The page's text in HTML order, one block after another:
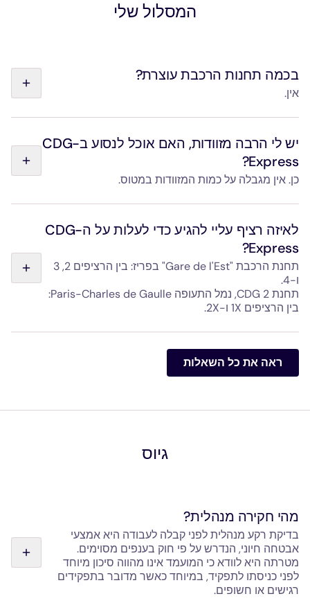
המסלול שלי
בכמה תחנות הרכבת עוצרת?
אין.
לשדה התעופה Paris-Charles de Gaulle בנסיעה ישירה, ללא
עצירות ביניים.
יש לי הרבה מזוודות, האם אוכל לנסוע ב-CDG
Express?
כן. אין מגבלה על כמות המזוודות במטוס.
מהמושבים. תאים המצוידים ברצועות קשירה מיועדים לציוד
מגושם (אופניים, עגלות תינוק, ציוד ספורט וכו'). בקרו בעמוד
"המטען שלי" כדי להתכונן לנסיעה בראש שקט.
לאיזה רציף עליי להגיע כדי לעלות על ה-CDG
Express?
תחנת הרכבת "Gare de l'Est" בפריז: בין הרציפים 2, 3
ו-4.
תחנת CDG 2, נמל התעופה Paris-Charles de Gaulle:
בין הרציפים 1X ו-2X.
ולמתחמים ייעודיים בולטים.
ראה את כל השאלות
גיוס
מהי חקירה מנהלית?
בדיקת רקע מנהלית לפני קבלה לעבודה היא אמצעי
אבטחה חיוני, הנדרש על פי חוק בענפים מסוימים.
מטרתה היא לוודא כי המועמד אינו מהווה סיכון מיוחד
לפני כניסתו לתפקיד, במיוחד כאשר מדובר בתפקידים
רגישים או חשופים.